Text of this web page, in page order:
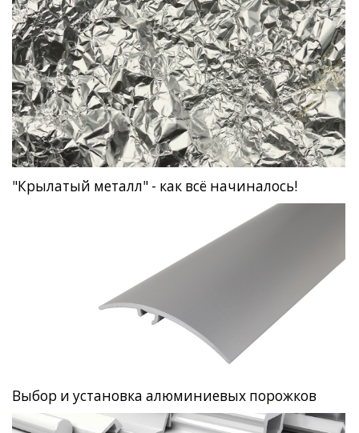
"Крылатый металл" - как всё начиналось!
Выбор и установка алюминиевых порожков